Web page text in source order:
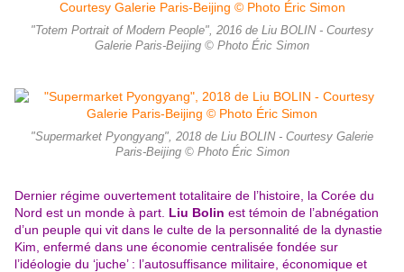
"Totem Portrait of Modern People", 2016 de Liu BOLIN - Courtesy
Galerie Paris-Beijing © Photo Éric Simon
"Supermarket Pyongyang", 2018 de Liu BOLIN - Courtesy Galerie
Paris-Beijing © Photo Éric Simon
Dernier régime ouvertement totalitaire de l’histoire, la Corée du
Nord est un monde à part. Liu Bolin est témoin de l’abnégation
d’un peuple qui vit dans le culte de la personnalité de la dynastie
Kim, enfermé dans une économie centralisée fondée sur
l’idéologie du ‘juche’ : l’autosuffisance militaire, économique et